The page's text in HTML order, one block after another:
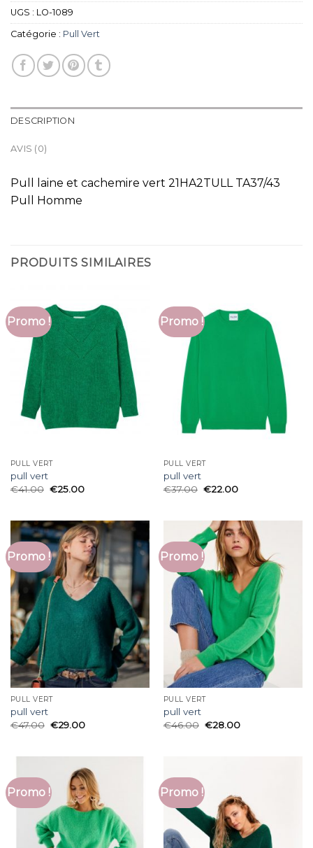
UGS : LO-1089
Catégorie : Pull Vert
DESCRIPTION
AVIS (0)
Pull laine et cachemire vert 21HA2TULL TA37/43
Pull Homme
PRODUITS SIMILAIRES
Promo !
PULL VERT
pull vert
€41.00 €25.00
Promo !
PULL VERT
pull vert
€37.00 €22.00
Promo !
PULL VERT
pull vert
€47.00 €29.00
Promo !
PULL VERT
pull vert
€46.00 €28.00
Promo ! Promo !